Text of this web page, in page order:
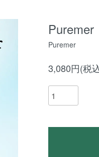
Puremer
3,080円(税